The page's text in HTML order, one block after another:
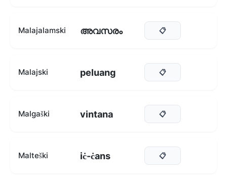
Malajalamski അവസരം 📋
Malajski peluang 📋
Malgaški vintana 📋
Malteški iċ-ċans 📋